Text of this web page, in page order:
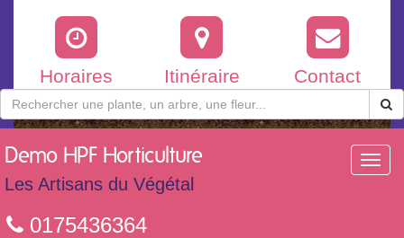
Horaires Itinéraire Contact
Demo HPF Horticulture
Les Artisans du Végétal
0175436364